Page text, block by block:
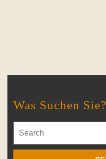
Was Suchen Sie?
for: